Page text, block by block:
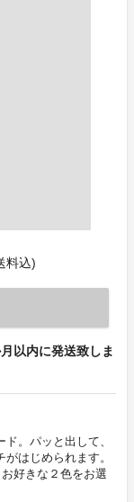
料込)
以内に発送致しま
。パッと出して、
はじめられます。
好きな２色をお選